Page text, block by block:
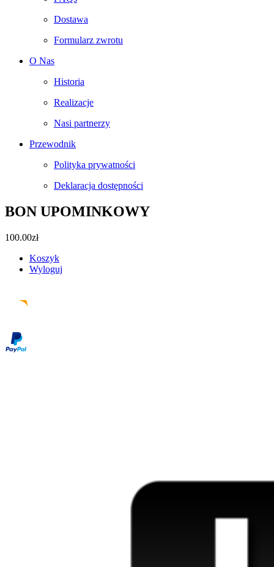
Dostawa
Formularz zwrotu
O Nas
Historia
Realizacje
Nasi partnerzy
Przewodnik
Polityka prywatności
Deklaracja dostępności
BON UPOMINKOWY
100.00zł
Koszyk
Wyloguj